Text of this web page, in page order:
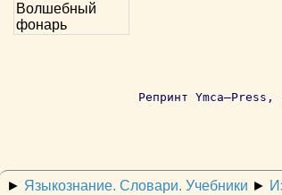
Репринт Ymca–Press,
► Языкознание. Словари. Учебники ►